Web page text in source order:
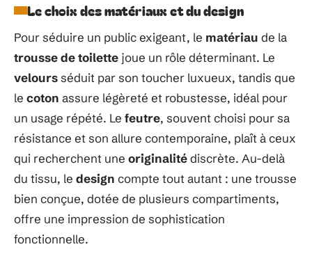
Le choix des matériaux et du design
Pour séduire un public exigeant, le matériau de la
trousse de toilette joue un rôle déterminant. Le
veloursséduit par son toucher luxueux, tandis que
le coton assure légèreté et robustesse, idéal pour
un usage répété. Le feutre, souvent choisi pour sa
résistance et son allure contemporaine, plaît à ceux
qui recherchent une originalitédiscrète. Au-delà
du tissu, le design compte tout autant : une trousse
bien conçue, dotée de plusieurs compartiments,
offre une impression de sophistication
fonctionnelle.